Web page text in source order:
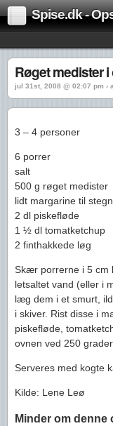
Spise.dk -
Røget medister
jul 31st, 2008 @ 02:07 pm ›
3 – 4 personer
6 porrer
salt
500 g røget medister
lidt margarine til
2 dl piskefløde
1 ½ dl tomatketchup
2 finthakkede løg
Skær porrerne i 5 cm
letsaltet vand (eller i
læg dem i et smurt,
i skiver. Rist disse i
piskefløde,
ovnen ved 250
Serveres med kogte
Kilde: Lene Leø
Minder om denne